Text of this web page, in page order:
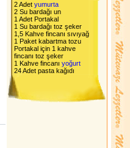
2 Adet yumurta
2 Su bardağı un
1 Adet Portakal
1 Su bardağı toz şeker
1,5 Kahve fincanı sıvıyağ
1 Paket kabartma tozu
Portakal için 1 kahve
fincanı toz şeker
1 Kahve fincanı yoğurt
24 Adet pasta kağıdı